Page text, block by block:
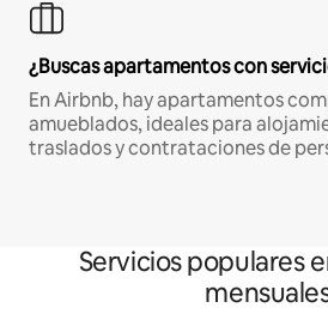
¿Buscas apartamentos con
En Airbnb, hay apartamentos
amueblados, ideales para
traslados y contrataciones de
Servicios populares